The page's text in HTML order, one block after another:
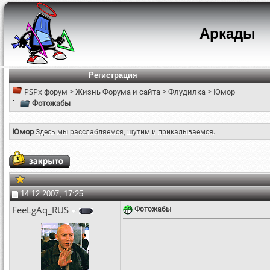
Аркады
Регистрация
PSPx форум >Жизнь Форума и сайта>Флудилка> Юмор
Фотожабы
ЮморЗдесь мы расслабляемся, шутим и прикалываемся.
14.12.2007, 17:25
FeeLgAq_RUS Фотожабы